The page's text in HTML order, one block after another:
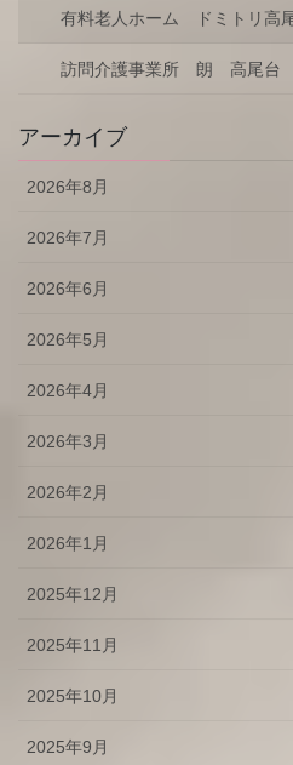
有料老人ホーム ドミトリ高
訪問介護事業所 朗 高尾台
アーカイブ
2026年8月
2026年7月
2026年6月
2026年5月
2026年4月
2026年3月
2026年2月
2026年1月
2025年12月
2025年11月
2025年10月
2025年9月